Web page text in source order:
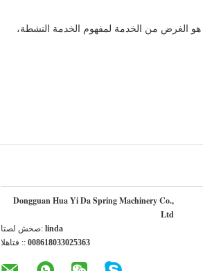
الغرض من الخدمة لمفهوم الخدمة النشطة،
Dongguan Hua Yi Da Spring Machinery Co.,
Ltd
اتصل شخص: linda
الهاتف :: 008618033025363